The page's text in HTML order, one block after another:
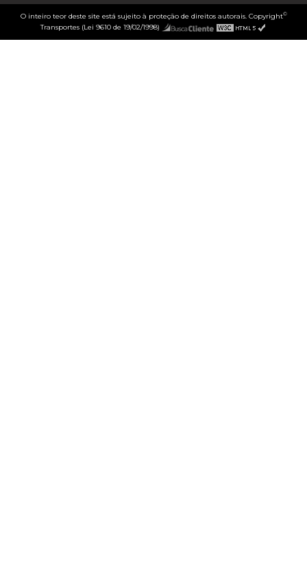
O inteiro teor deste site está sujeito à proteção de direitos autorais. Copyright©
Transportes (Lei 9610 de 19/02/1998)